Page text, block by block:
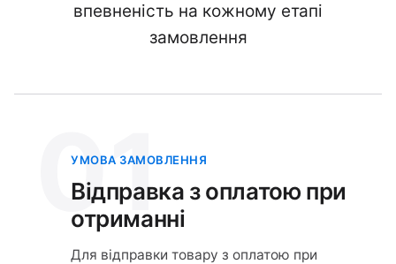
впевненість на кожному етапі
замовлення
01
УМОВА ЗАМОВЛЕННЯ
Відправка з оплатою при
отриманні
Для відправки товару з оплатою при